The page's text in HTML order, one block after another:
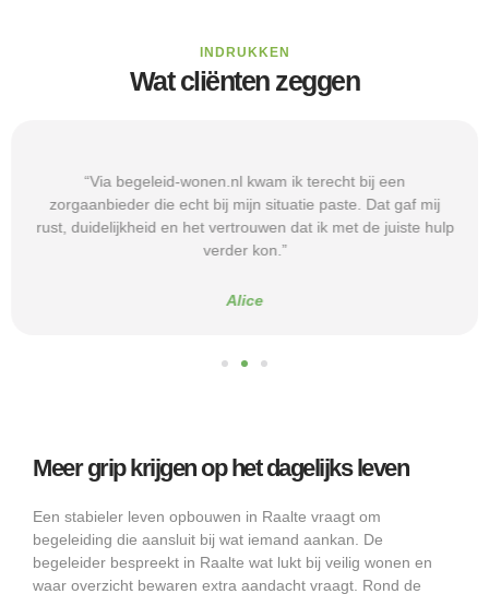
INDRUKKEN
Wat cliënten zeggen
“Via begeleid-wonen.nl kwam ik terecht bij een
zorgaanbieder die echt bij mijn situatie paste. Dat gaf mij
rust, duidelijkheid en het vertrouwen dat ik met de juiste hulp
verder kon.”
Alice
Meer grip krijgen op het dagelijks leven
Een stabieler leven opbouwen in Raalte vraagt om
begeleiding die aansluit bij wat iemand aankan. De
begeleider bespreekt in Raalte wat lukt bij veilig wonen en
waar overzicht bewaren extra aandacht vraagt. Rond de